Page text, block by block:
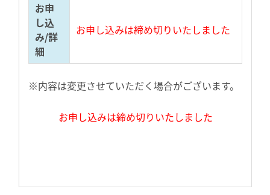
お申
し込
み/詳
細
お申し込みは締め切りいたしました
※内容は変更させていただく場合がございます。
お申し込みは締め切りいたしました